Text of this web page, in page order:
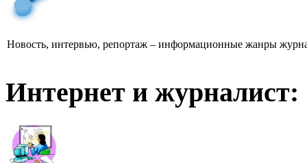
Новость, интервью, репортаж – информационные жанры
Интернет и журналист: